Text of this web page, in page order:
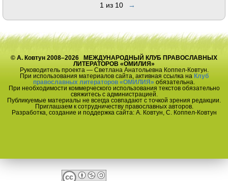
1 из 10 →
© А. Ковтун 2008–2026 МЕЖДУНАРОДНЫЙ КЛУБ ПРАВОСЛАВНЫХ
ЛИТЕРАТОРОВ «ОМИЛИЯ»
Руководитель проекта — Светлана Анатольевна Коппел-Ковтун.
При использования материалов сайта, активная ссылка на Клуб
православных литераторов «ОМИЛИЯ» обязательна.
При необходимости коммерческого использования текстов обязательно
свяжитесь с администрацией.
Публикуемые материалы не всегда совпадают с точкой зрения редакции.
Приглашаем к сотрудничеству православных авторов.
Разработка, создание и поддержка сайта: А. Ковтун, С. Коппел-Ковтун